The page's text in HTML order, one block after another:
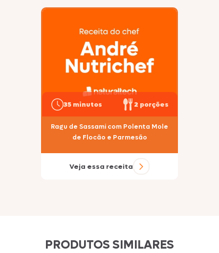
35 minutos 2 porções
Ragu de Sassami com Polenta Mole
de Flocão e Parmesão
Veja essa receita
PRODUTOS SIMILARES